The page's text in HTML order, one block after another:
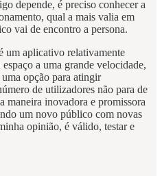
depende, é preciso conhecer a
qual a mais valia em
vai de encontro a persona.
um aplicativo relativamente
a uma grande velocidade,
opção para atingir
de utilizadores não para de
maneira inovadora e promissora
um novo público com novas
opinião, é válido, testar e